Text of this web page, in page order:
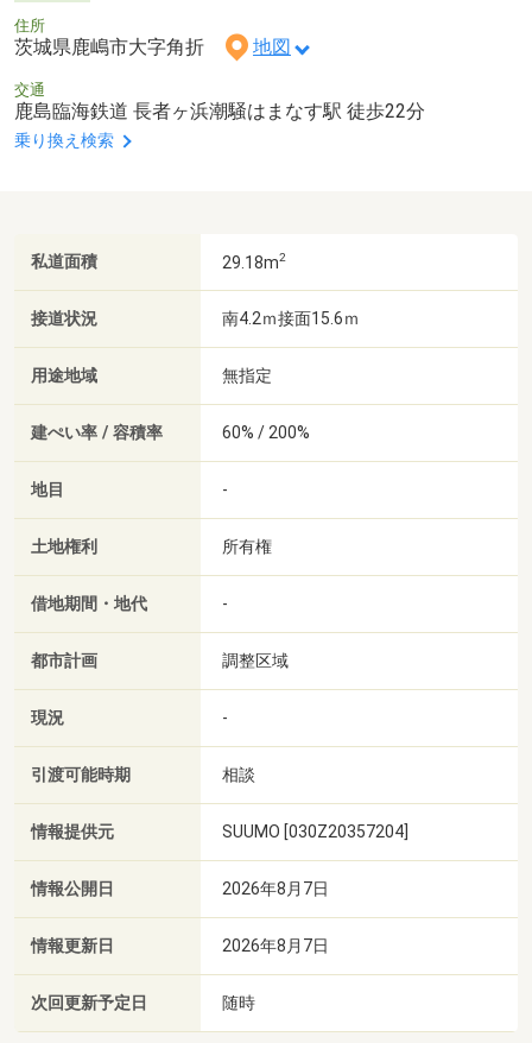
住所
茨城県鹿嶋市大字角折 地図
交通
鹿島臨海鉄道 長者ヶ浜潮騒はまなす駅 徒歩22分
乗り換え検索
私道面積 29.18m2
接道状況 南4.2ｍ接面15.6ｍ
用途地域 無指定
建ぺい率 / 容積率 60% / 200%
地目 -
土地権利 所有権
借地期間・地代 -
都市計画 調整区域
現況 -
引渡可能時期 相談
情報提供元 SUUMO [030Z20357204]
情報公開日 2026年8月7日
情報更新日 2026年8月7日
次回更新予定日 随時